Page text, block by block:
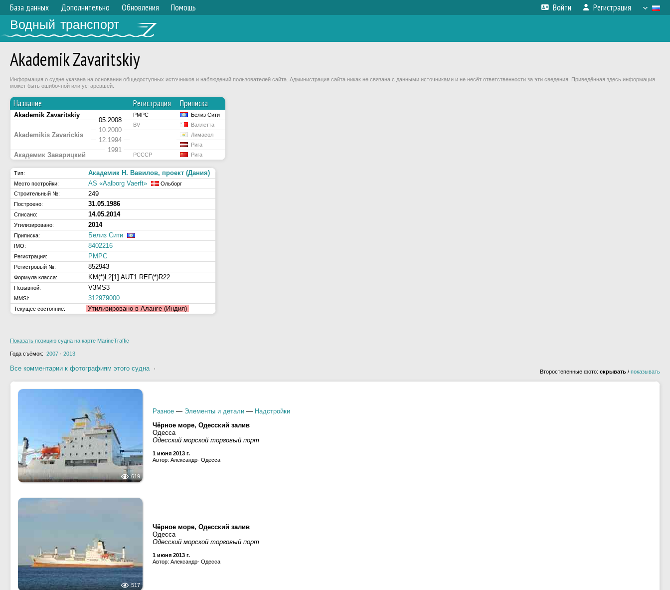
База данных Дополнительно Обновления Помощь Войти Регистрация
Водный транспорт
Akademik Zavaritskiy
Информация о судне указана на основании общедоступных источников и наблюдений пользователей сайта. Администрация сайта никак не связана с данными источниками и не несёт ответственности за эти сведения. Приведённая здесь информация
может быть ошибочной или устаревшей.
Название Регистрация Приписка
Akademik Zavaritskiy
05.2008
РМРС Белиз Сити
Akademikis Zavarickis
10.2000
BV Валлетта
12.1994
Лимасол
1991
Рига
Академик Заварицкий РСССР Рига
Тип: Академик Н. Вавилов, проект (Дания)
Место постройки: AS «Aalborg Vaerft»
Ольборг
Строительный №:
249
Построено: 31.05.1986
Списано: 14.05.2014
Утилизировано: 2014
Приписка: Белиз Сити
IMO: 8402216
Регистрация: РМРС
Регистровый №: 852943
Формула класса: KM(*)L2[1] AUT1 REF(*)R22
Позывной: V3MS3
MMSI: 312979000
Текущее состояние: Утилизировано в Аланге (Индия)
Показать позицию судна на карте MarineTraffic
Года съёмок: 2007 · 2013
Все комментарии к фотографиям этого судна· Второстепенные фото: скрывать / показывать
619
Разное — Элементы и детали — Надстройки
Чёрное море, Одесский залив
Одесса
Одесский морской торговый порт
1 июня 2013 г.
Автор: Александр- Одесса
517
Чёрное море, Одесский залив
Одесса
Одесский морской торговый порт
1 июня 2013 г.
Автор: Александр- Одесса